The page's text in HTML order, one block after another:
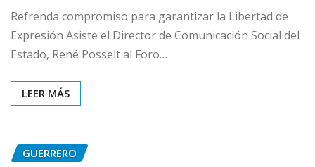
Refrenda compromiso para garantizar la Libertad de
Expresión Asiste el Director de Comunicación Social del
Estado, René Posselt al Foro…
LEER MÁS
GUERRERO